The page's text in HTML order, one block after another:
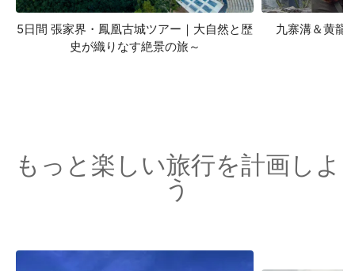
5日間 張家界・鳳凰古城ツアー｜大自然と歴
史が織りなす絶景の旅～
九寨溝＆黄
もっと楽しい旅行を計画しよ
う